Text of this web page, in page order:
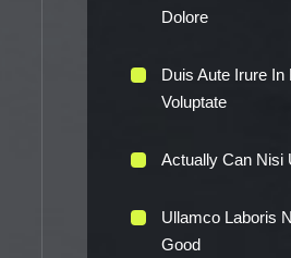
Dolore
Duis Aute Irure In
Voluptate
Actually Can Nisi
Ullamco Laboris
Good